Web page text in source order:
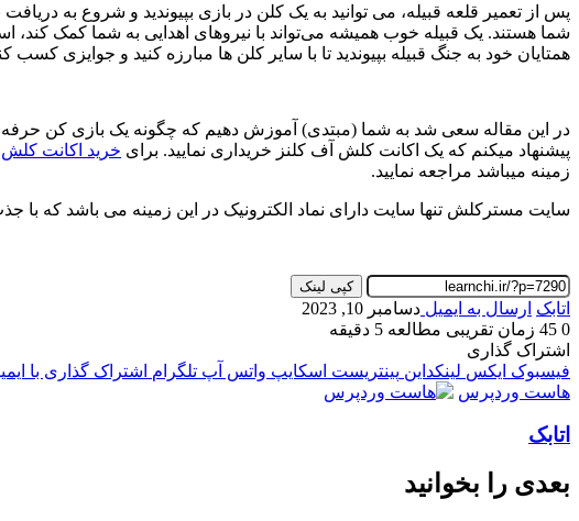
پس از تعمیر قلعه قبیله، می توانید به یک کلن در بازی بپیوندید و شروع به
شما هستند. یک قبیله خوب همیشه می‌تواند با نیروهای اهدایی به شما کمک
همتایان خود به جنگ قبیله بپیوندید تا با سایر کلن ها مبارزه کنید و جوایزی کسب
در این مقاله سعی شد به شما (مبتدی) آموزش دهیم که چگونه یک بازی کن حرفه
پیشنهاد میکنم که یک اکانت کلش آف کلنز خریداری نمایید. برای خرید اکانت کلش
زمینه میباشد مراجعه نمایید.
سایت مسترکلش تنها سایت دارای نماد الکترونیک در این زمینه می باشد که با
کپی لینک
اتابک ارسال به ایمیل دسامبر 10, 2023
0
زمان تقریبی مطالعه 5 دقیقه
اشتراک گذاری
فیسبوک ایکس لینکداین پینتریست اسکایپ واتس آپ تلگرام اشتراک گذاری با
هاست وردپرس
اتابک
بعدی را بخوانید